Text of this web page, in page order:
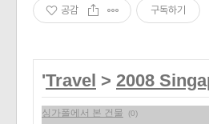
공감 구독하기
'Travel > 2008
싱가폴에서 본 건물 (0)